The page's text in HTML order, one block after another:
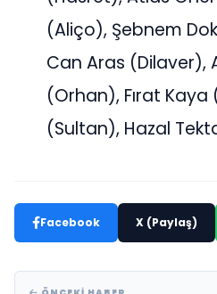
(Aliço), Şebnem
Can Aras (Dilaver),
(Orhan), Fırat
(Sultan), Hazal
Facebook X (Paylaş)